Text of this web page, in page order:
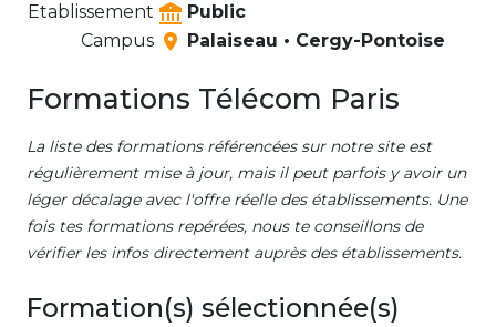
Etablissement
Public
Campus
Palaiseau • Cergy-Pontoise
Formations Télécom Paris
La liste des formations référencées sur notre site est
régulièrement mise à jour, mais il peut parfois y avoir un
léger décalage avec l'offre réelle des établissements. Une
fois tes formations repérées, nous te conseillons de
vérifier les infos directement auprès des établissements.
Formation(s) sélectionnée(s)